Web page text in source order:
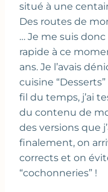
situé à une
Des routes de
… Je me suis
rapide à ce
ans. Je l’avais
cuisine
fil du temps, j’ai
du contenu de
des versions que
finalement, on
corrects et on
“cochonneries” !